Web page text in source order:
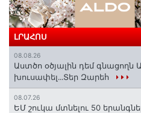
ԼՐԱՀՈՍ
08.08.26
Աստծո օծյալին դեմ
խուսափել․․․Տեր Զարեհ
08.07.26
ԵՄ շուկա մտնելու 50